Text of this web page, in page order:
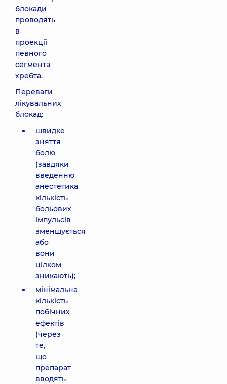
блокади
проводять
в
проекції
певного
сегмента
хребта.
Переваги
лікувальних
блокад:
швидке
зняття
болю
(завдяки
введенню
анестетика
кількість
больових
імпульсів
зменшується
або
вони
цілком
зникають);
мінімальна
кількість
побічних
ефектів
(через
те,
що
препарат
вводять